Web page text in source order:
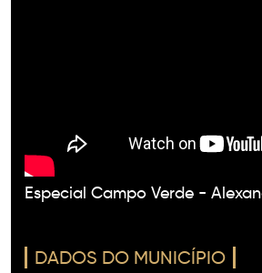
Especial Campo Verde -
DADOS DO MUNICÍPIO